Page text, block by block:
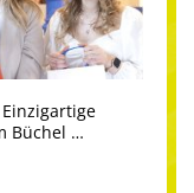
Einzigartige
Büchel …